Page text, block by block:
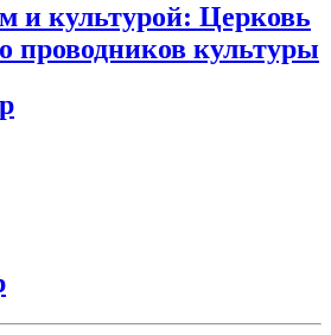
и культурой: Церковь
проводников культуры